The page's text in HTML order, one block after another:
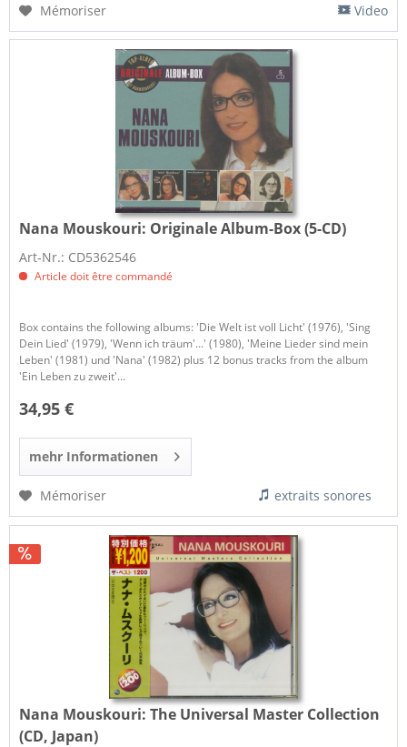
Mémoriser
Video
Nana Mouskouri: Originale Album-Box (5-CD)
Art-Nr.: CD5362546
Article doit être commandé
Box contains the following albums: 'Die Welt ist voll Licht' (1976), 'Sing
Dein Lied' (1979), 'Wenn ich träum'...' (1980), 'Meine Lieder sind mein
Leben' (1981) und 'Nana' (1982) plus 12 bonus tracks from the album
'Ein Leben zu zweit'...
34,95 €
mehr Informationen
Mémoriser extraits sonores
Nana Mouskouri:The Universal Master Collection
(CD, Japan)